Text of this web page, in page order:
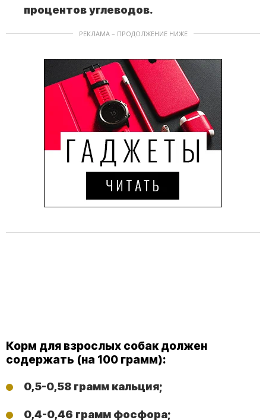
процентов углеводов.
РЕКЛАМА – ПРОДОЛЖЕНИЕ НИЖЕ
Корм для взрослых собак должен
содержать (на 100 грамм):
0,5-0,58 грамм кальция;
0,4-0,46 грамм фосфора;